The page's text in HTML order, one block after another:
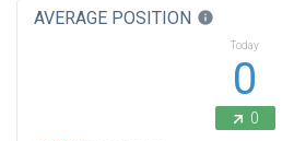
AVERAGE POSITION info
Today
0
0